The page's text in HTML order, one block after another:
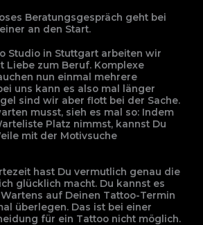
Beratungsgespräch geht bei
an den Start.
Studio in Stuttgart arbeiten wir
Liebe zum Beruf. Komplexe
nun einmal mehrere
uns kann es also mal länger
sind wir aber flott bei der Sache.
musst, sieh es mal so: Indem
Platz nimmst, kannst Du
mit der Motivsuche
hast Du vermutlich genau die
glücklich macht. Du kannst es
auf Deinen Tattoo-Termin
überlegen. Das ist bei einer
für ein Tattoo nicht möglich.